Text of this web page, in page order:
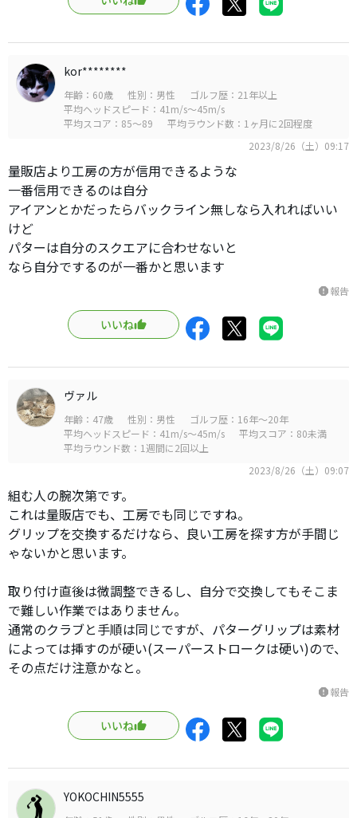
kor********
年齢：60歳 性別：男性
ゴルフ歴：21年以上
平均ヘッドスピード：41m/s～45m/s
平均スコア：85～89
平均ラウンド数：1ヶ月に2回程度
2023/8/26（土）09:17
量販店より工房の方が信用できるような
一番信用できるのは自分
アイアンとかだったらバックライン無しなら入れればいい
けど
パターは自分のスクエアに合わせないと
なら自分でするのが一番かと思います
report報告
いいね
ヴァル
年齢：47歳 性別：男性
ゴルフ歴：16年～20年
平均ヘッドスピード：41m/s～45m/s
平均スコア：80未満
平均ラウンド数：1週間に2回以上
2023/8/26（土）09:07
組む人の腕次第です。
これは量販店でも、工房でも同じですね。
グリップを交換するだけなら、良い工房を探す方が手間じ
ゃないかと思います。
取り付け直後は微調整できるし、自分で交換してもそこま
で難しい作業ではありません。
通常のクラブと手順は同じですが、パターグリップは素材
によっては挿すのが硬い(スーパーストロークは硬い)ので、
その点だけ注意かなと。
report報告
いいね
YOKOCHIN5555